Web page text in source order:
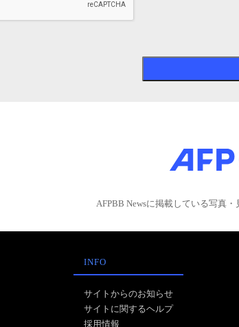
AFPBB Newsに掲載している写真
INFO
サイトからのお知らせ
サイトに関するヘルプ
採用情報